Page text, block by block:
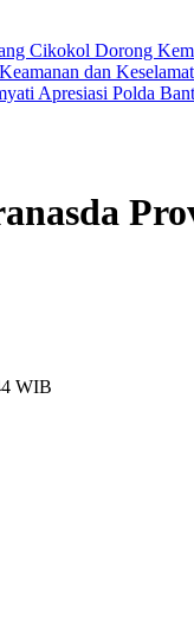
Cikokol Dorong
dan
Apresiasi Polda
WIB